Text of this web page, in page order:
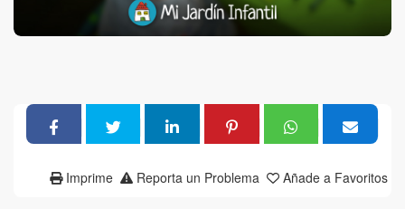
Añade a Favoritos
Reporta un Problema
Imprime